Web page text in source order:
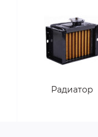
Радиатор